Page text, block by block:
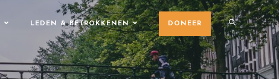
LEDEN & BETROKKENEN DONEER